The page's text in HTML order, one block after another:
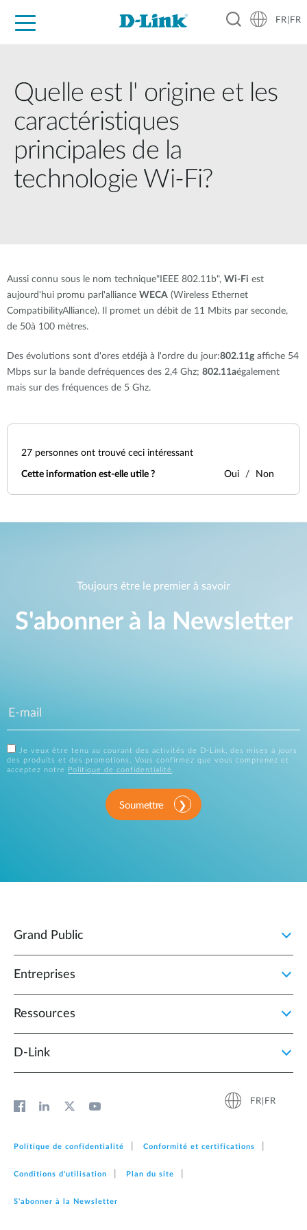
FR|FR
Quelle est l' origine et les
caractéristiques
principales de la
technologie Wi-Fi?
Aussi connu sous le nom technique"IEEE 802.11b", Wi-Fi est
aujourd'hui promu parl'alliance WECA (Wireless Ethernet
CompatibilityAlliance). Il promet un débit de 11 Mbits par seconde,
de 50à 100 mètres.
Des évolutions sont d'ores etdéjà à l'ordre du jour:802.11g affiche 54
Mbps sur la bande defréquences des 2,4 Ghz; 802.11aégalement
mais sur des fréquences de 5 Ghz.
27 personnes ont trouvé ceci intéressant
Cette information est-elle utile ? Oui Non
Toujours être le premier à savoir
S'abonner à la Newsletter
Je veux être tenu au courant des activités de D-Link, des mises à jours
des produits et des promotions. Vous confirmez que vous comprenez et
acceptez notre
Politique de confidentialité.
Soumettre
Grand Public
Entreprises
Ressources
D‑Link
FR|FR
Politique de confidentialité Conformité et certifications
Conditions d'utilisation Plan du site
S'abonner à la Newsletter